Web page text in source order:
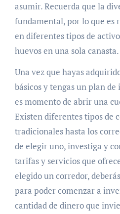
asumir. Recuerda que la
fundamental, por lo que es
en diferentes tipos de
huevos en una sola canasta.
Una vez que hayas
básicos y tengas un plan
es momento de abrir una
Existen diferentes tipos de
tradicionales hasta los
de elegir uno, investiga y
tarifas y servicios que
elegido un corredor,
para poder comenzar a
cantidad de dinero que